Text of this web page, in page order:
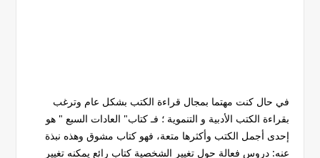
في حال كنت مهتما بمجال قراءة الكتب بشكل عام وترغب
بقراءة الكتب الأدبية و التنموية ؛ فـ كتاب" العادات السبع " هو
إحدى أجمل الكتب وأكثرها متعة، فهو كتاب مشوق وهذه نبذة
عنه: دروس فعالة حول تغيير الشخصية كتاب رائع يمكنه تغيير